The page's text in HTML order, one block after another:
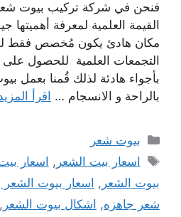
فنحن في شركة تركيب بيوت شعر
القيمة العلمية لمعرفة أهميتها
مكان هادئ يكون مُخصص فقط
التجمعات العلمية للحصول على
بأجواء هادئة لذلك قُمنا بعمل
بالراحة و الانسجام … اقرأ
التصنيفات
بيوت شعر
الوسوم
اسعار بيت الشعر , اسعار
بيوت الشعر , اسعار بيوت الشعر
شعر جاهزه, اشكال بيوت الشعر ,